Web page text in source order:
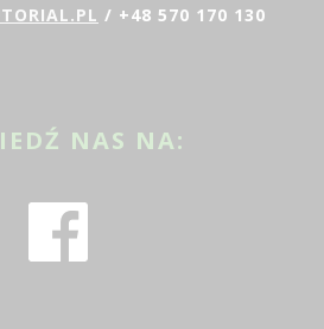
/ +48 570 170 130
NAS NA: